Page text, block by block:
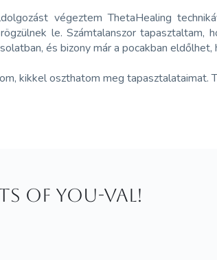
végeztem ThetaHealing
le. Számtalanszor
és bizony már a pocakban
kikkel oszthatom meg
of You-val!